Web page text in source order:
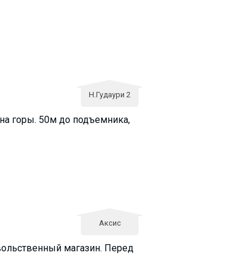
Н.Гудаури 2
горы. 50м до подъемника,
Аксис
магазин. Перед